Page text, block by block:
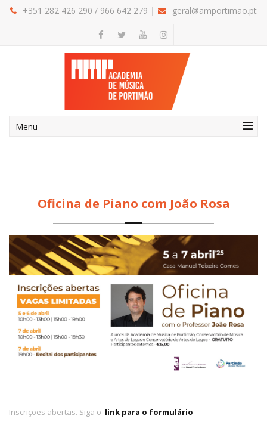
+351 282 426 290 / 966 642 279 geral@amportimao.pt
Menu
Oficina de Piano com João Rosa
Inscrições abertas. Siga o link para o formulário